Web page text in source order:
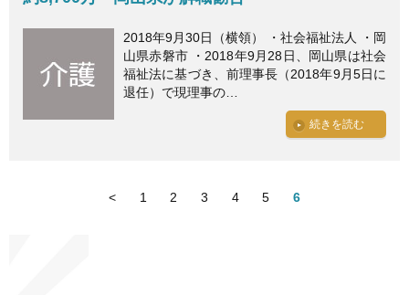
2018年9月30日（横領） ・社会福祉法人 ・岡
山県赤磐市 ・2018年9月28日、岡山県は社会
福祉法に基づき、前理事長（2018年9月5日に
退任）で現理事の…
続きを読む
< 1 2 3 4 5 6